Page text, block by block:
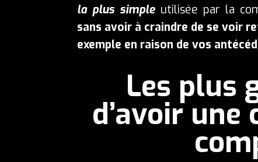
la plus simple utilisée par la
sans avoir à craindre de se voir
exemple en raison de vos
Les plus
d’avoir une